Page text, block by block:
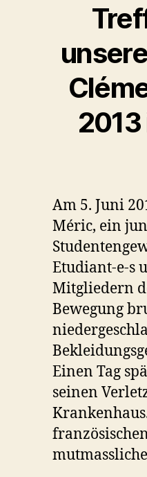
Am 5. Juni
Méric, ein
Etudiant-e-s
Mitgliedern
Bewegung
Einen Tag
seinen